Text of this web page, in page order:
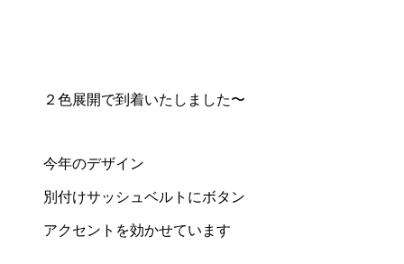
２色展開で到着いたしました〜
今年のデザイン
別付けサッシュベルトにボタン
アクセントを効かせています